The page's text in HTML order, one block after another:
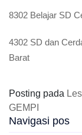
8302 Belajar SD
4302 SD dan
Barat
Posting pada
GEMPI
Navigasi pos